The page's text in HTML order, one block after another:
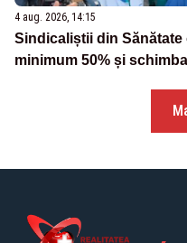
4 aug. 2026, 14:15
Sindicaliștii din
minimum 50% și